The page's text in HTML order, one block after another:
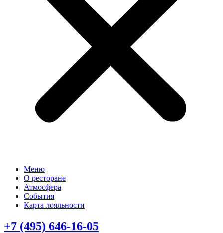
Меню
О ресторане
Атмосфера
События
Карта лояльности
+7 (495) 646-16-05